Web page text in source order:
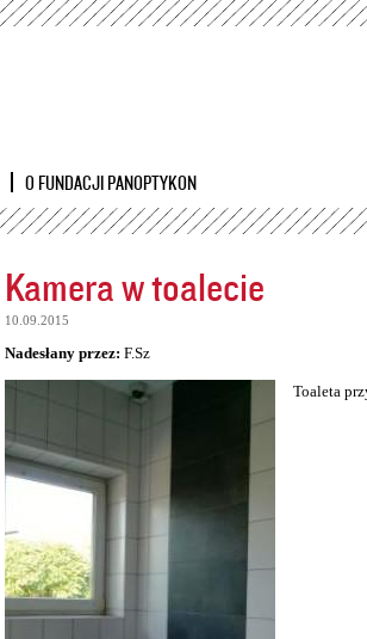
Przejdź
O FUNDACJI PANOPTYKON
Kamera w toalecie
10.09.2015
Nadesłany przez: F.Sz
Toaleta